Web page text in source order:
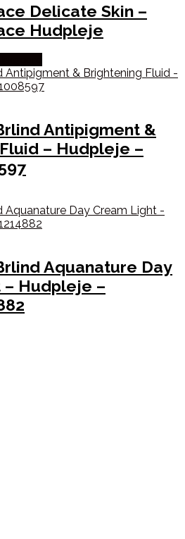
Delicate Skin –
Hudpleje
Antipigment &
– Hudpleje –
Aquanature Day
Hudpleje –